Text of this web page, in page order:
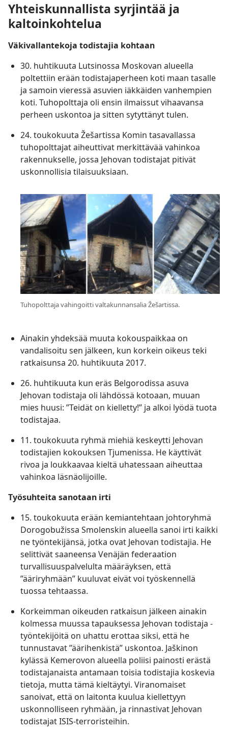
Yhteiskunnallista syrjintää ja
kaltoinkohtelua
Väkivallantekoja todistajia kohtaan
30. huhtikuuta Lutsinossa Moskovan alueella
poltettiin erään todistajaperheen koti maan tasalle
ja samoin vieressä asuvien iäkkäiden vanhempien
koti. Tuhopolttaja oli ensin ilmaissut vihaavansa
perheen uskontoa ja sitten sytyttänyt tulen.
24. toukokuuta Žešartissa Komin tasavallassa
tuhopolttajat aiheuttivat merkittävää vahinkoa
rakennukselle, jossa Jehovan todistajat pitivät
uskonnollisia tilaisuuksiaan.
Tuhopolttaja vahingoitti valtakunnansalia Žešartissa.
Ainakin yhdeksää muuta kokouspaikkaa on
vandalisoitu sen jälkeen, kun korkein oikeus teki
ratkaisunsa 20. huhtikuuta 2017.
26. huhtikuuta kun eräs Belgorodissa asuva
Jehovan todistaja oli lähdössä kotoaan, muuan
mies huusi: ”Teidät on kielletty!” ja alkoi lyödä tuota
todistajaa.
11. toukokuuta ryhmä miehiä keskeytti Jehovan
todistajien kokouksen Tjumenissa. He käyttivät
rivoa ja loukkaavaa kieltä uhatessaan aiheuttaa
vahinkoa läsnäolijoille.
Työsuhteita sanotaan irti
15. toukokuuta erään kemiantehtaan johtoryhmä
Dorogobužissa Smolenskin alueella sanoi irti kaikki
ne työntekijänsä, jotka ovat Jehovan todistajia. He
selittivät saaneensa Venäjän federaation
turvallisuuspalvelulta määräyksen, että
”ääriryhmään” kuuluvat eivät voi työskennellä
tuossa tehtaassa.
Korkeimman oikeuden ratkaisun jälkeen ainakin
kolmessa muussa tapauksessa Jehovan todistaja -
työntekijöitä on uhattu erottaa siksi, että he
tunnustavat ”äärihenkistä” uskontoa. Jaškinon
kylässä Kemerovon alueella poliisi painosti erästä
todistajanaista antamaan toisia todistajia koskevia
tietoja, mutta tämä kieltäytyi. Viranomaiset
sanoivat, että on laitonta kuulua kiellettyyn
uskonnolliseen ryhmään, ja rinnastivat Jehovan
todistajat ISIS-terroristeihin.